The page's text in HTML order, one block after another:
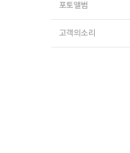
포토앨범
고객의소리